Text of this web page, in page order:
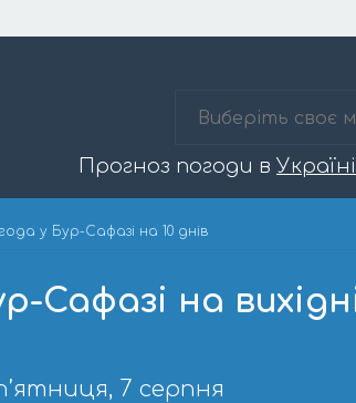
Прогноз погоди в Україні
у Бур-Сафазі на 10 днів
Сафазі на
7 серпня